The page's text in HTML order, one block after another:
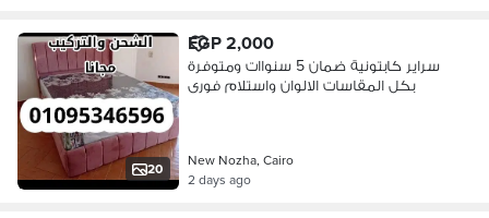
20
EGP 2,000
سراير كابتونية ضمان 5 سنواات ومتوفرة
بكل المقاسات الالوان واستلام فورى
New Nozha, Cairo
2 days ago